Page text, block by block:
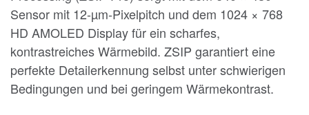
Sensor mit 12-µm-Pixelpitch und dem 1024 × 768
HD AMOLED Display für ein scharfes,
kontrastreiches Wärmebild. ZSIP garantiert eine
perfekte Detailerkennung selbst unter schwierigen
Bedingungen und bei geringem Wärmekontrast.